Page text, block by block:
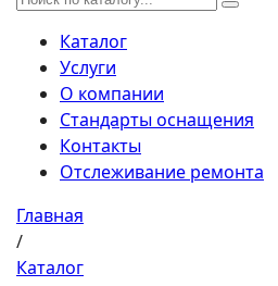
Каталог
Услуги
О компании
Стандарты оснащения
Контакты
Отслеживание ремонта
Главная
/
Каталог